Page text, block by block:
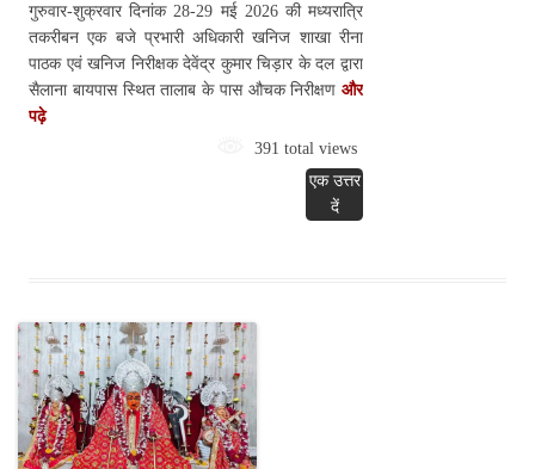
गुरुवार-शुक्रवार दिनांक 28-29 मई 2026 की मध्यरात्रि
तकरीबन एक बजे प्रभारी अधिकारी खनिज शाखा रीना
पाठक एवं खनिज निरीक्षक देवेंद्र कुमार चिड़ार के दल द्वारा
सैलाना बायपास स्थित तालाब के पास औचक निरीक्षण और
पढ़े
391 total views
एक उत्तर
दें